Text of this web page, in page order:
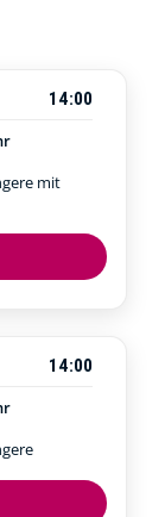
14:00
mit
14:00